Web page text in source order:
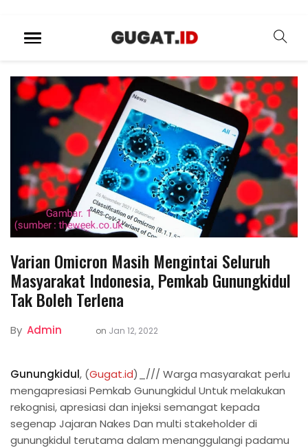
Varian Omicron Masih Mengintai Seluruh
Masyarakat Indonesia, Pemkab Gunungkidul
Tak Boleh Terlena
By Admin on Jan 12, 2022
Gunungkidul, (Gugat.id)_/// Warga masyarakat perlu
mengapresiasi Pemkab Gunungkidul Untuk melakukan
rekognisi, apresiasi dan injeksi semangat kepada
segenap Jajaran Nakes Dan multi stakeholder di
gunungkidul terutama dalam menanggulangi padamu